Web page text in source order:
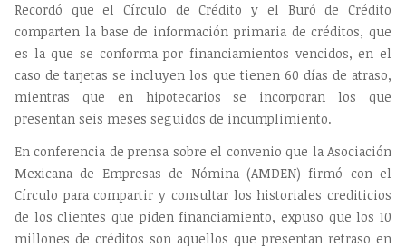
Recordó que el Círculo de Crédito y el Buró de Crédito
comparten la base de información primaria de créditos, que
es la que se conforma por financiamientos vencidos, en el
caso de tarjetas se incluyen los que tienen 60 días de atraso,
mientras que en hipotecarios se incorporan los que
presentan seis meses seguidos de incumplimiento.
En conferencia de prensa sobre el convenio que la Asociación
Mexicana de Empresas de Nómina (AMDEN) firmó con el
Círculo para compartir y consultar los historiales crediticios
de los clientes que piden financiamiento, expuso que los 10
millones de créditos son aquellos que presentan retraso en